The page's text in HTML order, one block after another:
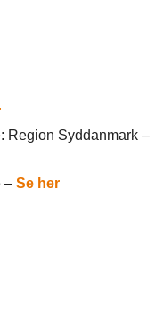
Region Syddanmark –
– Se her